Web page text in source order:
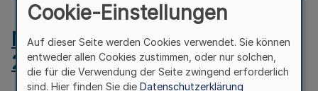
MB.NRW 2026 Nr. 204 vom
24.07.2026
Cookie-Einstellungen
Auf dieser Seite werden Cookies verwendet. Sie können
entweder allen Cookies zustimmen, oder nur solchen,
die für die Verwendung der Seite zwingend erforderlich
sind. Hier finden Sie die Datenschutzerklärung